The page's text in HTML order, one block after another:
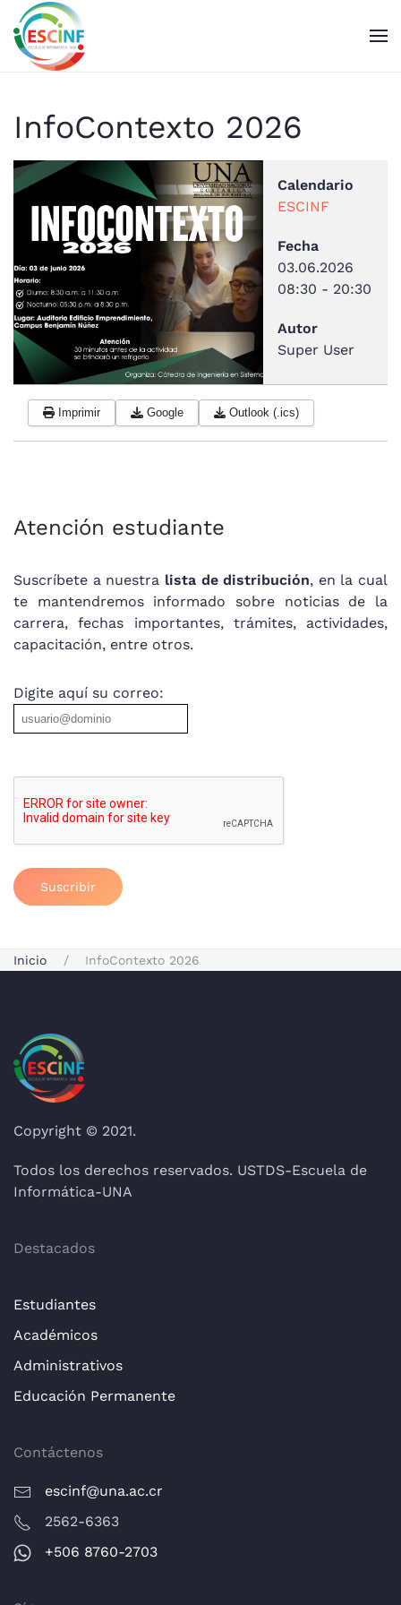
Skip to main content
InfoContexto 2026
Calendario
ESCINF
Fecha
03.06.2026
08:30 - 20:30
Autor
Super User
Imprimir Google Outlook (.ics)
Atención estudiante
Suscríbete a nuestra lista de distribución, en la cual
te mantendremos informado sobre noticias de la
carrera, fechas importantes, trámites, actividades,
capacitación, entre otros.
Digite aquí su correo:
Suscribir
Inicio InfoContexto 2026
Copyright © 2021.
Todos los derechos reservados. USTDS-Escuela de
Informática-UNA
Destacados
Estudiantes
Académicos
Administrativos
Educación Permanente
Contáctenos
escinf@una.ac.cr
2562-6363
+506 8760-2703